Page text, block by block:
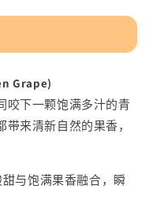
Grape)
咬下一颗饱满多汁的青
来清新自然的果香，
与饱满果香融合，瞬